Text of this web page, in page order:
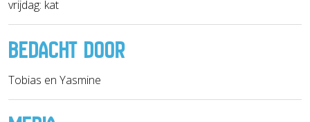
vrijdag: kat
BEDACHT DOOR
Tobias en Yasmine